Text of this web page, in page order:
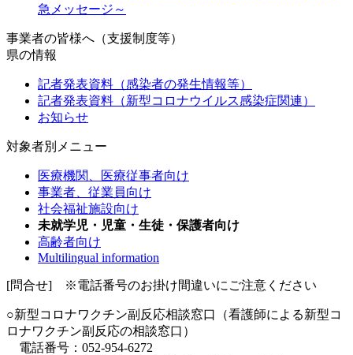
急メッセージ～
事業者の皆様へ（支援制度等）
県の情報
記者発表資料（感染者の発生情報等）
記者発表資料（新型コロナウイルス感染症関連）
お知らせ
対象者別メニュー
医療機関、医療従事者向け
事業者、従業員向け
社会福祉施設向け
未就学児・児童・生徒・保護者向け
高齢者向け
Multilingual information
[問合せ] ※電話番号のお掛け間違いにご注意ください
○新型コロナワクチン副反応相談窓口（看護師による新型コ
ロナワクチン副反応の相談窓口）
電話番号：052-954-6272